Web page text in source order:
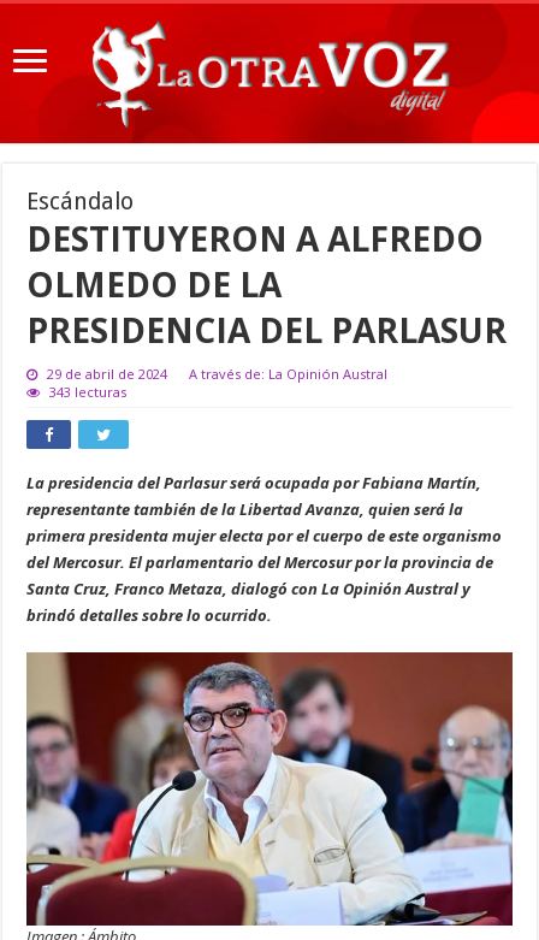
Escándalo
DESTITUYERON A ALFREDO
OLMEDO DE LA
PRESIDENCIA DEL PARLASUR
29 de abril de 2024
A través de: La Opinión Austral
343 lecturas
La presidencia del Parlasur será ocupada por Fabiana Martín,
representante también de la Libertad Avanza, quien será la
primera presidenta mujer electa por el cuerpo de este organismo
del Mercosur. El parlamentario del Mercosur por la provincia de
Santa Cruz, Franco Metaza, dialogó con La Opinión Austral y
brindó detalles sobre lo ocurrido.